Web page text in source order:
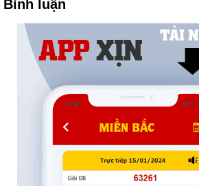
Bình luận